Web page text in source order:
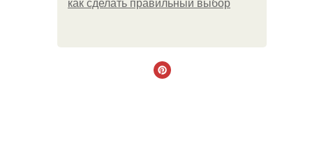
как сделать правильный выбор